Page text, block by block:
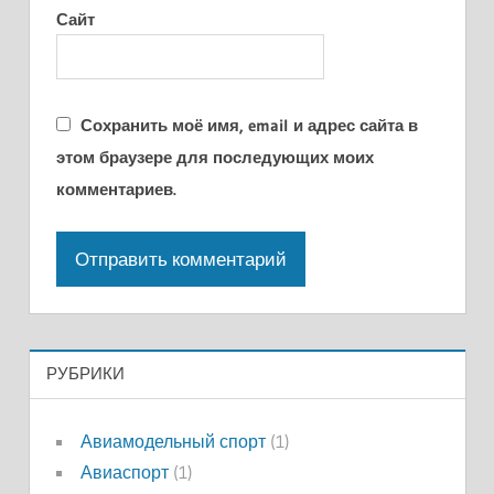
Сайт
Сохранить моё имя, email и адрес сайта в
этом браузере для последующих моих
комментариев.
РУБРИКИ
Авиамодельный спорт(1)
Авиаспорт(1)